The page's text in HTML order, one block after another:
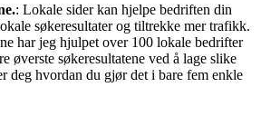
: Lokale sider kan hjelpe bedriften din
søkeresultater og tiltrekke mer trafikk.
har jeg hjulpet over 100 lokale bedrifter
øverste søkeresultatene ved å lage slike
deg hvordan du gjør det i bare fem enkle